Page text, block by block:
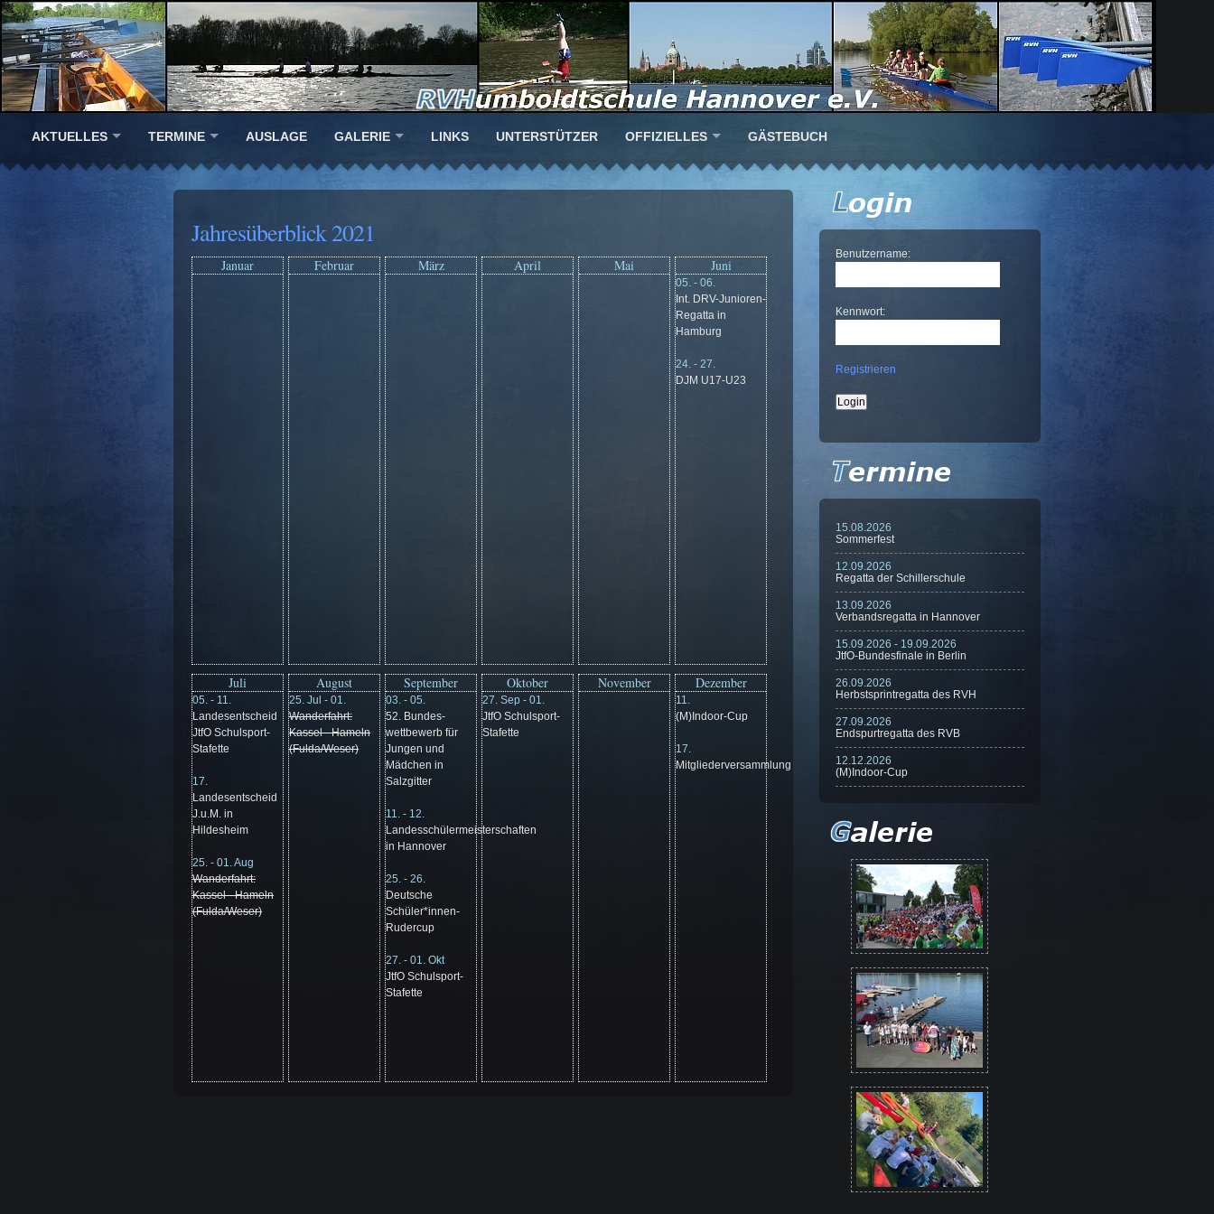
AKTUELLES TERMINE AUSLAGE GALERIE LINKS UNTERSTÜTZER OFFIZIELLES GÄSTEBUCH
Jahresüberblick 2021
Januar Februar März April Mai Juni
05. - 06.
Int. DRV-Junioren-
Regatta in
Hamburg
24. - 27.
DJM U17-U23
Juli
05. - 11.
Landesentscheid
JtfO Schulsport-
Stafette
17.
Landesentscheid
J.u.M. in
Hildesheim
25. - 01. Aug
Wanderfahrt:
Kassel - Hameln
(Fulda/Weser)
August
25. Jul - 01.
Wanderfahrt:
Kassel - Hameln
(Fulda/Weser)
September
03. - 05.
52. Bundes-
wettbewerb für
Jungen und
Mädchen in
Salzgitter
11. - 12.
Landesschülermeisterschaften
in Hannover
25. - 26.
Deutsche
Schüler*innen-
Rudercup
27. - 01. Okt
JtfO Schulsport-
Stafette
Oktober
27. Sep - 01.
JtfO Schulsport-
Stafette
November Dezember
11.
(M)Indoor-Cup
17.
Mitgliederversammlung
Benutzername:
Kennwort:
Registrieren
15.08.2026
Sommerfest
12.09.2026
Regatta der Schillerschule
13.09.2026
Verbandsregatta in Hannover
15.09.2026 - 19.09.2026
JtfO-Bundesfinale in Berlin
26.09.2026
Herbstsprintregatta des RVH
27.09.2026
Endspurtregatta des RVB
12.12.2026
(M)Indoor-Cup